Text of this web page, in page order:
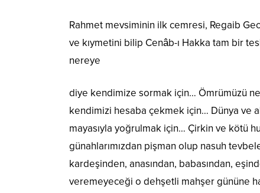
Rahmet mevsiminin ilk cemresi, Regaib
ve kıymetini bilip Cenâb-ı Hakka tam bir
nereye
diye kendimize sormak için… Ömrümüzü
kendimizi hesaba çekmek için… Dünya ve
mayasıyla yoğrulmak için… Çirkin ve kötü
günahlarımızdan pişman olup nasuh
kardeşinden, anasından, babasından,
veremeyeceği o dehşetli mahşer gününe